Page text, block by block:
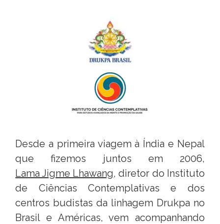
Desde a primeira viagem à Índia e Nepal
que fizemos juntos em 2006,
Lama Jigme Lhawang, diretor do Instituto
de Ciências Contemplativas e dos
centros budistas da linhagem Drukpa no
Brasil e Américas, vem acompanhando